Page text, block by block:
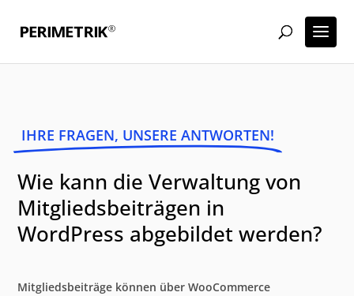
IHRE FRAGEN, UNSERE ANTWORTEN!
Wie kann die Verwaltung von
Mitgliedsbeiträgen in
WordPress abgebildet werden?
Mitgliedsbeiträge können über WooCommerce